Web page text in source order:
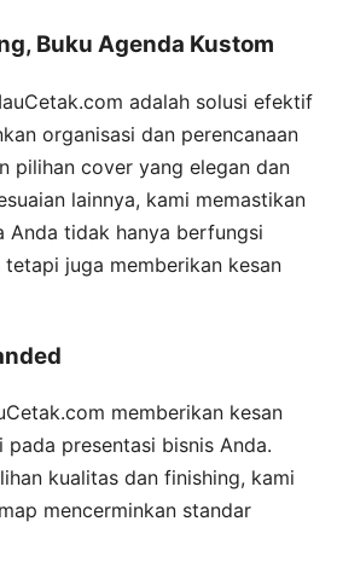
Buku Agenda Kustom
adalah solusi efektif
organisasi dan perencanaan
pilihan cover yang elegan dan
lainnya, kami memastikan
Anda tidak hanya berfungsi
juga memberikan kesan
memberikan kesan
presentasi bisnis Anda.
kualitas dan finishing, kami
mencerminkan standar